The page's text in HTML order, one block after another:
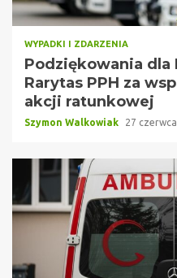
WYPADKI I ZDARZENIA
Podziękowania dla
Rarytas PPH za
akcji ratunkowej
Szymon Walkowiak 27